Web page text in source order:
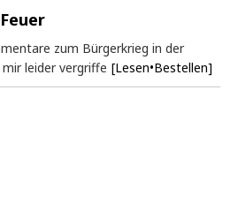
zum Bürgerkrieg in der
leider vergriffe [Lesen•Bestellen]